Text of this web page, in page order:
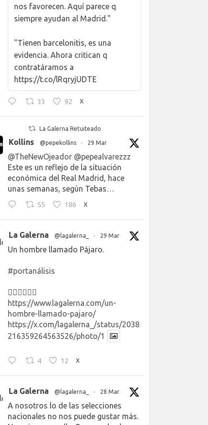
nos favorecen. Aquí parece q
siempre ayudan al Madrid."
"Tienen barcelonitis, es una
evidencia. Ahora critican q
contratáramos a
https://t.co/lRqryjUDTE
33 92 X
La Galerna Retuiteado
Kollins @pepekollins · 29 Mar
@TheNewOjeador @pepealvarezzz
Este es un reflejo de la situación
económica del Real Madrid, hace
unas semanas, según Tebas…
55 186 X
La Galerna @lagalerna_ · 29 Mar
Un hombre llamado Pájaro.
#portanálisis
👉🏻👉🏻👉🏻
https://www.lagalerna.com/un-
hombre-llamado-pajaro/
https://x.com/lagalerna_/status/2038
216359264563526/photo/1
4 12 X
La Galerna @lagalerna_ · 28 Mar
A nosotros lo de las selecciones
nacionales no nos puede gustar más.